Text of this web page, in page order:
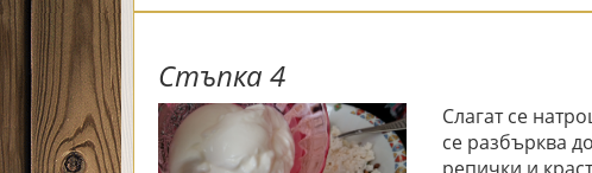
Стъпка 4
Слагат се
се разбърква